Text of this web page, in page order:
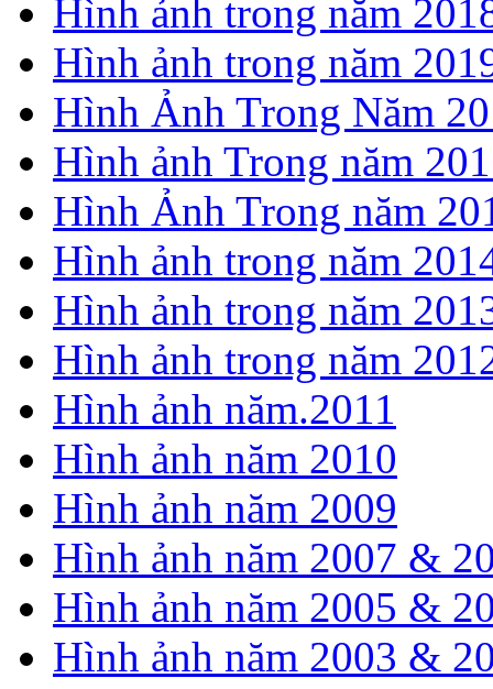
Hình ảnh trong năm
Hình ảnh trong năm
Hình Ảnh Trong Năm
Hình ảnh Trong năm
Hình Ảnh Trong năm
Hình ảnh trong năm
Hình ảnh trong năm
Hình ảnh trong năm
Hình ảnh năm.2011
Hình ảnh năm 2010
Hình ảnh năm 2009
Hình ảnh năm 2007 &
Hình ảnh năm 2005 &
Hình ảnh năm 2003 &